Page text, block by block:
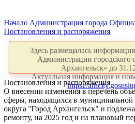
Начало Администрация города
Постановления и распоряжения
Здесь размещалась
Администрации городского
Архангельск» до
Актуальная информация и
https://
Постановления и распоряжения
О внесении изменения в перечень
сферы, находящихся в муниципальной
округа "Город Архангельск" и
ремонту, на 2025 год и на плановый